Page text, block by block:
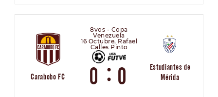
Carabobo FC
8vos - Copa
Venezuela
16 Octubre, Rafael
Calles Pinto
0 : 0
Estudiantes de
Mérida